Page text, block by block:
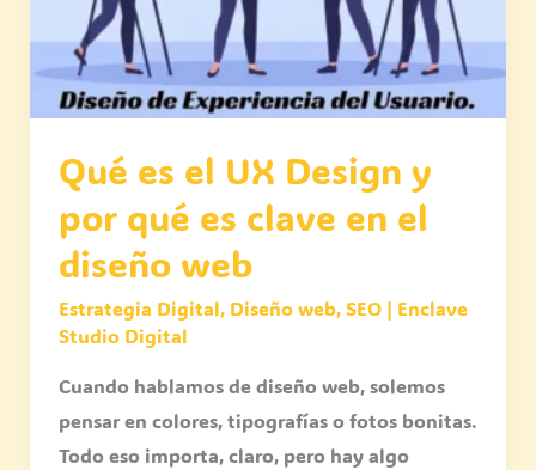
Qué es el UX Design y
por qué es clave en el
diseño web
Estrategia Digital, Diseño web,SEO| Enclave
Studio Digital
Cuando hablamos de diseño web, solemos
pensar en colores, tipografías o fotos bonitas.
Todo eso importa, claro, pero hay algo
qué
es
clave
en
el
diseño
web